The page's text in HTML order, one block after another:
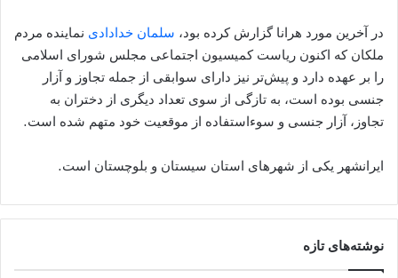
در آخرین مورد هرانا گزارش کرده بود، سلمان خدادادی نماینده مردم
ملکان که اکنون ریاست کمیسیون اجتماعی مجلس شورای اسلامی
را بر عهده دارد و پیش‌تر نیز دارای سوابقی از جمله تجاوز و آزار
جنسی بوده است، به تازگی از سوی تعداد دیگری از دختران به
تجاوز، آزار جنسی و سوءاستفاده از موقعیت خود متهم شده است.
ایرانشهر یکی از شهرهای استان سیستان و بلوچستان است.
نوشته‌های تازه